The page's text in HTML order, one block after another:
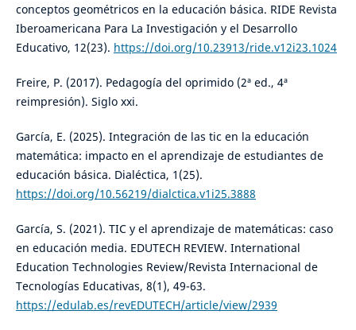
conceptos geométricos en la educación básica. RIDE Revista
Iberoamericana Para La Investigación y el Desarrollo
Educativo, 12(23). https://doi.org/10.23913/ride.v12i23.1024
Freire, P. (2017). Pedagogía del oprimido (2ª ed., 4ª
reimpresión). Siglo xxi.
García, E. (2025). Integración de las tic en la educación
matemática: impacto en el aprendizaje de estudiantes de
educación básica. Dialéctica, 1(25).
https://doi.org/10.56219/dialctica.v1i25.3888
García, S. (2021). TIC y el aprendizaje de matemáticas: caso
en educación media. EDUTECH REVIEW. International
Education Technologies Review/Revista Internacional de
Tecnologías Educativas, 8(1), 49-63.
https://edulab.es/revEDUTECH/article/view/2939